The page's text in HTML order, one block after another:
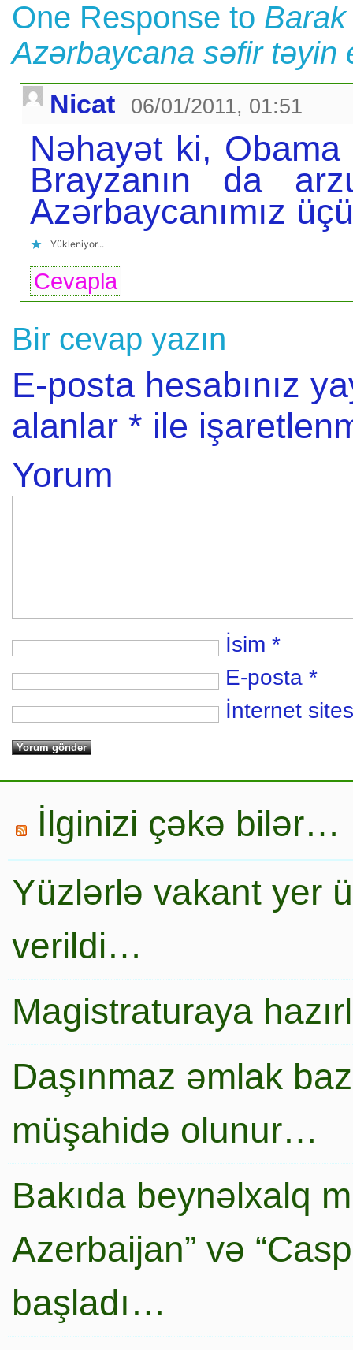
One Response to Barak
Azərbaycana səfir təyin
Nicat 06/01/2011, 01:51
Nəhayət ki,
Brayzanın da
Azərbaycanımız
Yükleniyor...
Cevapla
Bir cevap yazın
E-posta hesabınız
alanlar * ile
Yorum
İsim *
E-posta *
İnternet
İlginizi çəkə bilər…
Yüzlərlə vakant yer
verildi…
Magistraturaya
Daşınmaz əmlak
müşahidə olunur…
Bakıda beynəlxalq
Azerbaijan” və
başladı…